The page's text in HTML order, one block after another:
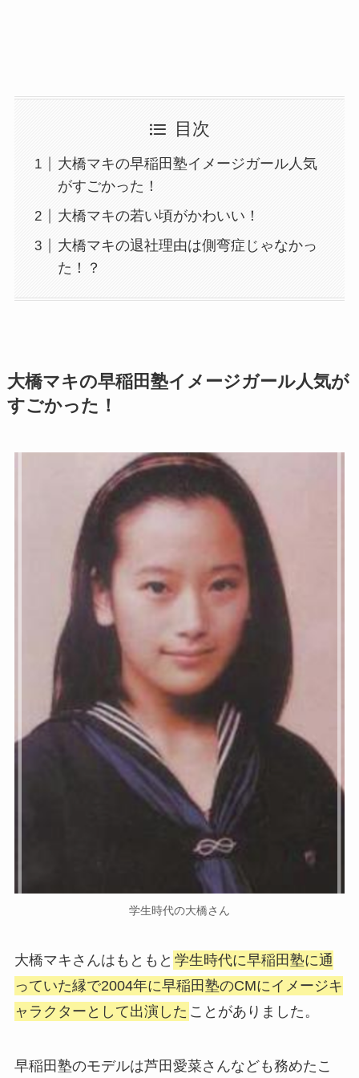
目次
大橋マキの早稲田塾イメージガール人気
がすごかった！
大橋マキの若い頃がかわいい！
大橋マキの退社理由は側弯症じゃなかっ
た！？
大橋マキの早稲田塾イメージガール人気が
すごかった！
学生時代の大橋さん
大橋マキさんはもともと 学生時代に早稲田塾に通
っていた縁で2004年に早稲田塾のCMにイメージキ
ャラクターとして出演した ことがありました。
早稲田塾のモデルは芦田愛菜さんなども務めたこ